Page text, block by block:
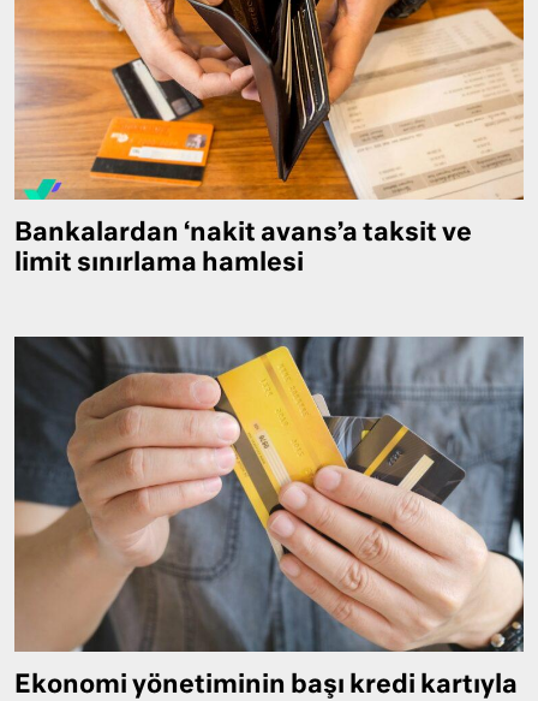
Bankalardan ‘nakit avans’a taksit ve
limit sınırlama hamlesi
Ekonomi yönetiminin başı kredi kartıyla